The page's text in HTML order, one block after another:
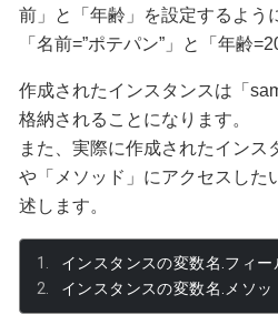
前」と「年齢」を設定するよう
「名前=”ポテパン”」と「年齢
作成されたインスタンスは「
格納されることになります。
また、実際に作成されたインス
や「メソッド」にアクセスした
述します。
インスタンスの変数名.フィー
インスタンスの変数名.メソッ